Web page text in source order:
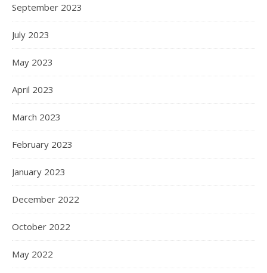
September 2023
July 2023
May 2023
April 2023
March 2023
February 2023
January 2023
December 2022
October 2022
May 2022